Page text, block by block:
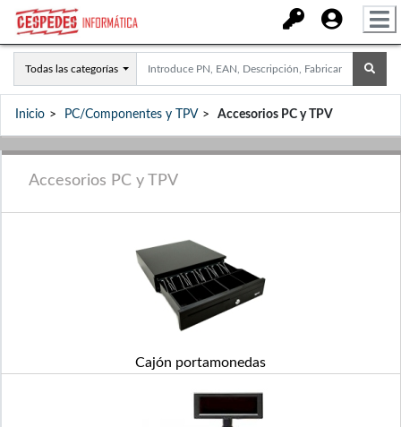
Todas las categorías
Inicio PC/Componentes y TPV Accesorios PC y TPV
Accesorios PC y TPV
Cajón portamonedas